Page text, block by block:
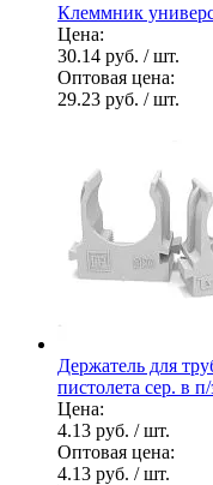
Клеммник
Цена:
30.14 руб. / шт.
Оптовая цена:
29.23 руб. / шт.
Держатель для
пистолета сер. в
Цена:
4.13 руб. / шт.
Оптовая цена:
4.13 руб. / шт.